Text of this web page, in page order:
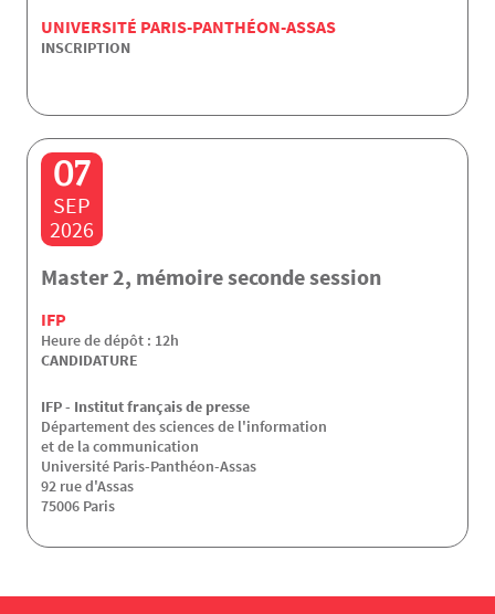
UNIVERSITÉ PARIS-PANTHÉON-ASSAS
INSCRIPTION
07
SEP
2026
Master 2, mémoire seconde session
IFP
Heure de dépôt : 12h
CANDIDATURE
IFP - Institut français de presse
Département des sciences de l'information
et de la communication
Université Paris-Panthéon-Assas
92 rue d'Assas
75006 Paris